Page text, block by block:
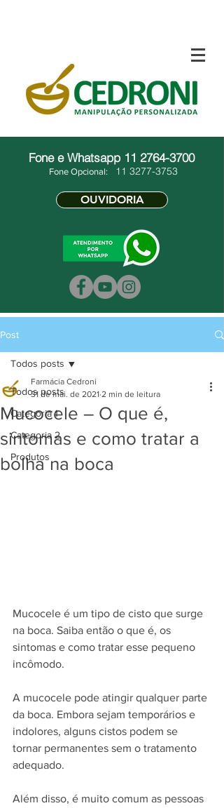
Fone e Whatsapp 11 2764-3700
Fone Opcional: 11 3277-3753
OUVIDORIA
Post
Todos posts
Categoria 1
Categoria 2
Produtos
Todos posts
Mucocele – O que é,
sintomas e como tratar a
bolha na boca
Farmácia Cedroni
31 de mai. de 2021 2 min de leitura
Mucocele é um tipo de cisto que surge
na boca. Saiba então o que é, os
sintomas e como tratar esse pequeno
incômodo.
A mucocele pode atingir qualquer parte
da boca. Embora sejam temporários e
indolores, alguns cistos podem se
tornar permanentes sem o tratamento
adequado.
Além disso, é muito comum as pessoas